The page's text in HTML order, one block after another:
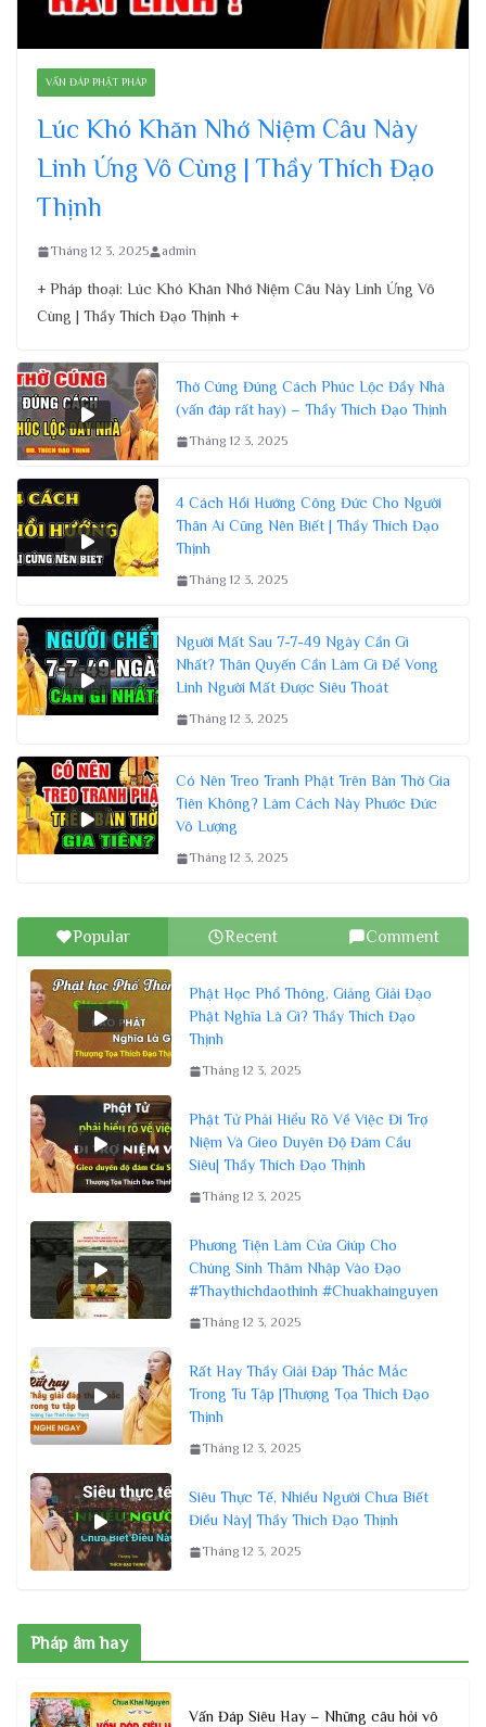
VẤN ĐÁP PHẬT PHÁP
Lúc Khó Khăn Nhớ Niệm Câu Này
Linh Ứng Vô Cùng | Thầy Thích Đạo
Thịnh
Tháng 12 3, 2025 admin
+ Pháp thoại: Lúc Khó Khăn Nhớ Niệm Câu Này Linh Ứng Vô
Cùng | Thầy Thích Đạo Thịnh +
Thờ Cúng Đúng Cách Phúc Lộc Đầy Nhà
(vấn đáp rất hay) – Thầy Thích Đạo Thịnh
Tháng 12 3, 2025
4 Cách Hồi Hướng Công Đức Cho Người
Thân Ai Cũng Nên Biết | Thầy Thích Đạo
Thịnh
Tháng 12 3, 2025
Người Mất Sau 7-7-49 Ngày Cần Gì
Nhất? Thân Quyến Cần Làm Gì Để Vong
Linh Người Mất Được Siêu Thoát
Tháng 12 3, 2025
Có Nên Treo Tranh Phật Trên Bàn Thờ Gia
Tiên Không? Làm Cách Này Phước Đức
Vô Lượng
Tháng 12 3, 2025
Popular Recent Comment
Phật Học Phổ Thông, Giảng Giải Đạo
Phật Nghĩa Là Gì? Thầy Thích Đạo
Thịnh
Tháng 12 3, 2025
Phật Tử Phải Hiểu Rõ Về Việc Đi Trợ
Niệm Và Gieo Duyên Độ Đám Cầu
Siêu| Thầy Thích Đạo Thịnh
Tháng 12 3, 2025
Phương Tiện Làm Cửa Giúp Cho
Chúng Sinh Thâm Nhập Vào Đạo
#Thaythichdaothinh #Chuakhainguyen
Tháng 12 3, 2025
Rất Hay Thầy Giải Đáp Thắc Mắc
Trong Tu Tập |Thượng Tọa Thích Đạo
Thịnh
Tháng 12 3, 2025
Siêu Thực Tế, Nhiều Người Chưa Biết
Điều Này| Thầy Thích Đạo Thịnh
Tháng 12 3, 2025
Pháp âm hay
Vấn Đáp Siêu Hay – Những câu hỏi vô